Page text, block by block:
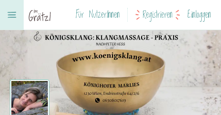
Für NutzerInnen Registrieren Einloggen